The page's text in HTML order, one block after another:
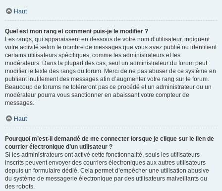
Haut
Quel est mon rang et comment puis-je le modifier ?
Les rangs, qui apparaissent en dessous de votre nom d’utilisateur, indiquent
votre activité selon le nombre de messages que vous avez publié ou identifient
certains utilisateurs spécifiques, comme les administrateurs et les
modérateurs. Dans la plupart des cas, seul un administrateur du forum peut
modifier le texte des rangs du forum. Merci de ne pas abuser de ce système en
publiant inutilement des messages afin d’augmenter votre rang sur le forum.
Beaucoup de forums ne toléreront pas ce procédé et un administrateur ou un
modérateur pourra vous sanctionner en abaissant votre compteur de
messages.
Haut
Pourquoi m’est-il demandé de me connecter lorsque je clique sur le lien de
courrier électronique d’un utilisateur ?
Si les administrateurs ont activé cette fonctionnalité, seuls les utilisateurs
inscrits peuvent envoyer des courriers électroniques aux autres utilisateurs
depuis un formulaire dédié. Cela permet d’empêcher une utilisation abusive
du système de messagerie électronique par des utilisateurs malveillants ou
des robots.